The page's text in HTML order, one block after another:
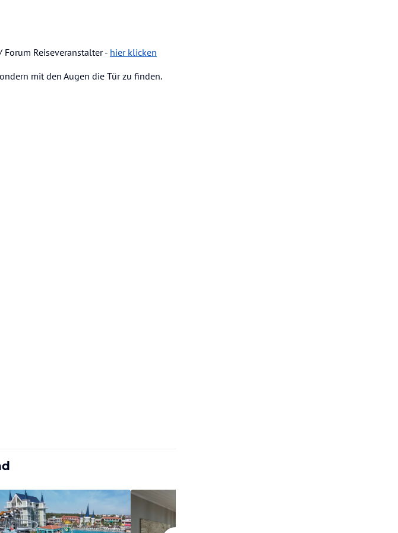
Forum Reiseveranstalter - hier klicken
mit den Augen die Tür zu finden.